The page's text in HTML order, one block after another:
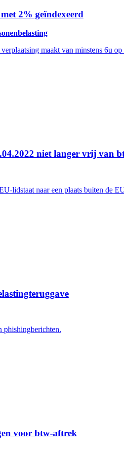
2% geïndexeerd
maakt van minstens 6u
niet langer vrij van
lidstaat naar een plaats buiten de
phishingberichten.
voor btw-aftrek